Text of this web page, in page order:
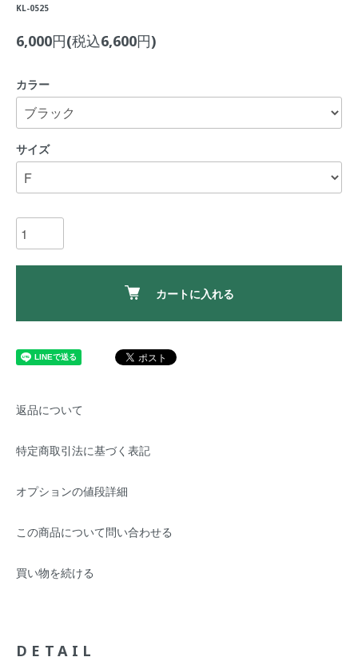
KL-0525
6,000円(税込6,600円)
カラー
サイズ
カートに入れる
返品について
特定商取引法に基づく表記
オプションの値段詳細
この商品について問い合わせる
買い物を続ける
DETAIL